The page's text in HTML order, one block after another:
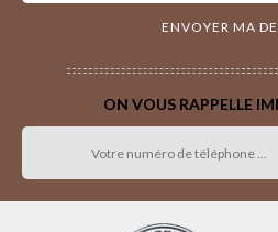
ON VOUS RAPPELLE